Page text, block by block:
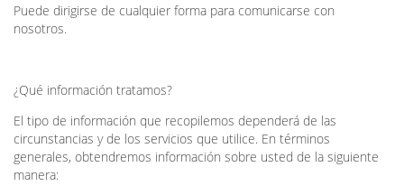
Puede dirigirse de cualquier forma para comunicarse con
nosotros.
¿Qué información tratamos?
El tipo de información que recopilemos dependerá de las
circunstancias y de los servicios que utilice. En términos
generales, obtendremos información sobre usted de la siguiente
manera: